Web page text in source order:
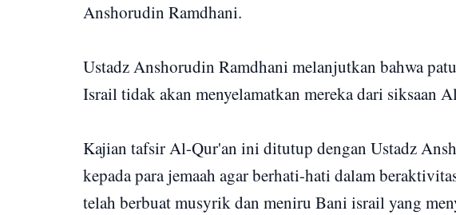
Anshorudin Ramdhani.
Ustadz Anshorudin Ramdhani melanjutkan bahwa
Israil tidak akan menyelamatkan mereka dari siksaan
Kajian tafsir Al-Qur'an ini ditutup dengan Ustadz
kepada para jemaah agar berhati-hati dalam
telah berbuat musyrik dan meniru Bani israil yang